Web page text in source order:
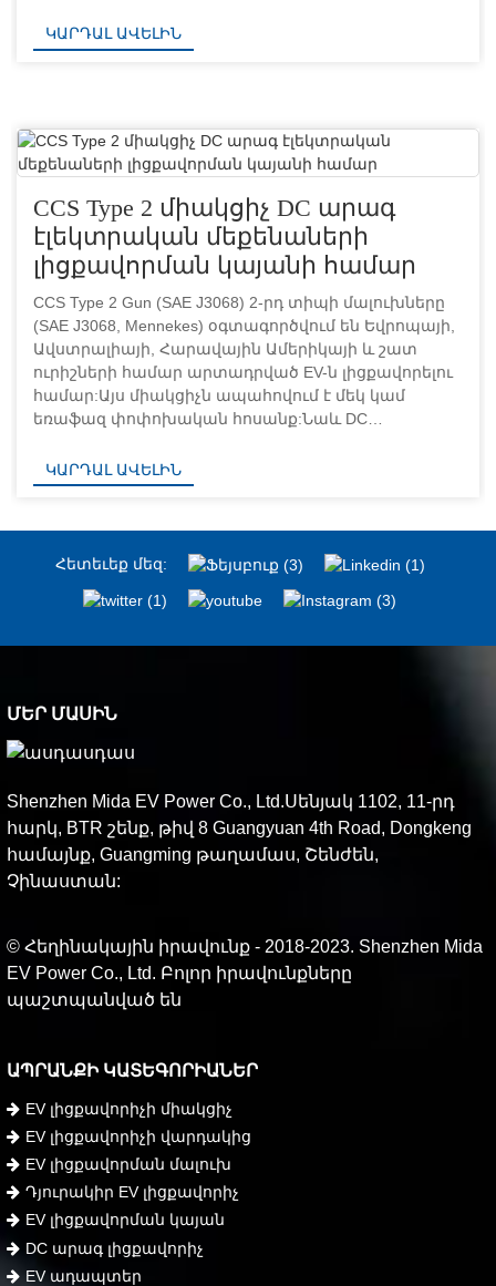
էլեկտրական մեքենաները...
ԿԱՐԴԱԼ ԱՎԵԼԻՆ
CCS Type 2 միակցիչ DC արագ
էլեկտրական մեքենաների
լիցքավորման կայանի համար
CCS Type 2 Gun (SAE J3068) 2-րդ տիպի մալուխները
(SAE J3068, Mennekes) օգտագործվում են Եվրոպայի,
Ավստրալիայի, Հարավային Ամերիկայի և շատ
ուրիշների համար արտադրված EV-ն լիցքավորելու
համար:Այս միակցիչն ապահովում է մեկ կամ
եռաֆազ փոփոխական հոսանք:Նաև DC
հոսանքի հատվածով մինչև CCS Combo...
ԿԱՐԴԱԼ ԱՎԵԼԻՆ
Հետեւեք մեզ:
ՄԵՐ ՄԱՍԻՆ
Shenzhen Mida EV Power Co., Ltd.Սենյակ 1102, 11-րդ
հարկ, BTR շենք, թիվ 8 Guangyuan 4th Road, Dongkeng
համայնք, Guangming թաղամաս, Շենժեն,
Չինաստան:
© Հեղինակային իրավունք - 2018-2023. Shenzhen Mida
EV Power Co., Ltd. Բոլոր իրավունքները
պաշտպանված են
ԱՊՐԱՆՔԻ ԿԱՏԵԳՈՐԻԱՆԵՐ
EV լիցքավորիչի միակցիչ
EV լիցքավորիչի վարդակից
EV լիցքավորման մալուխ
Դյուրակիր EV լիցքավորիչ
EV լիցքավորման կայան
DC արագ լիցքավորիչ
EV ադապտեր